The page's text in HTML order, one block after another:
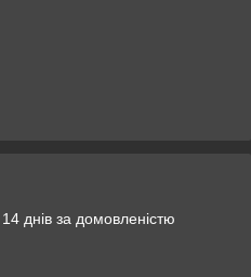
днів за домовленістю